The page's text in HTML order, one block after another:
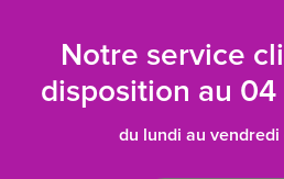
Notre service
disposition au 04
du lundi au vendredi